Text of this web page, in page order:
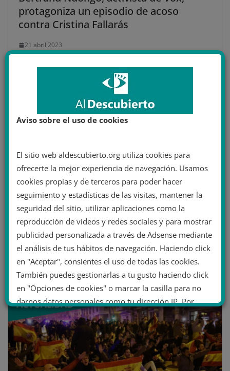
protagoniza un episodio de acoso
contra Cristina Fallarás
21 abril 2023
‘Heraldos del Evangelio’, una secta
anticomunista y ultracatólica, instalará
una ciudad religiosa en Madrid
14 abril 2022
Aviso sobre el uso de cookies
El sitio web aldescubierto.org utiliza cookies para
ofrecerte la mejor experiencia de navegación. Usamos
cookies propias y de terceros para poder hacer
seguimiento y estadísticas de las visitas, mantener la
seguridad del sitio, utilizar aplicaciones como la
reproducción de vídeos y redes sociales y para mostrar
publicidad personalizada a través de Adsense mediante
el análisis de tus hábitos de navegación. Haciendo click
en "Aceptar", consientes el uso de todas las cookies.
También puedes gestionarlas a tu gusto haciendo click
en "Opciones de cookies" o marcar la casilla para no
darnos datos personales como tu dirección IP. Por
último, puedes leer nuestra Política de cookies.
No dar mi información personal
.